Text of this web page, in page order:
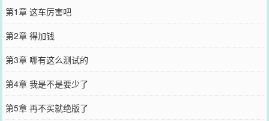
第1章 这车厉害吧
第2章 得加钱
第3章 哪有这么测试的
第4章 我是不是要少了
第5章 再不买就绝版了